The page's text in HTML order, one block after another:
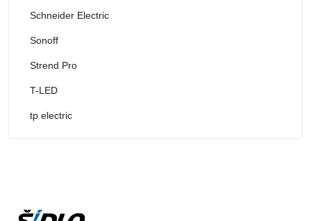
Schneider Electric
Sonoff
Strend Pro
T-LED
tp electric